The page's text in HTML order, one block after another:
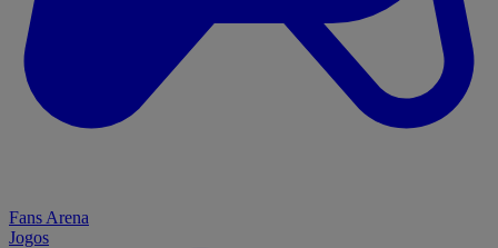
Fans Arena
Jogos